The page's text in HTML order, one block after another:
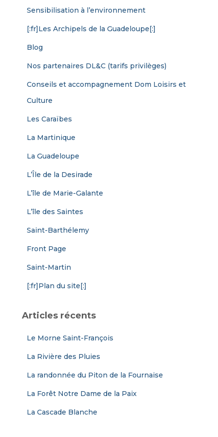
Sensibilisation à l’environnement
[:fr]Les Archipels de la Guadeloupe[:]
Blog
Nos partenaires DL&C (tarifs privilèges)
Conseils et accompagnement Dom Loisirs et
Culture
Les Caraïbes
La Martinique
La Guadeloupe
L’Île de la Desirade
L’île de Marie-Galante
L’île des Saintes
Saint-Barthélemy
Front Page
Saint-Martin
[:fr]Plan du site[:]
Articles récents
Le Morne Saint-François
La Rivière des Pluies
La randonnée du Piton de la Fournaise
La Forêt Notre Dame de la Paix
La Cascade Blanche